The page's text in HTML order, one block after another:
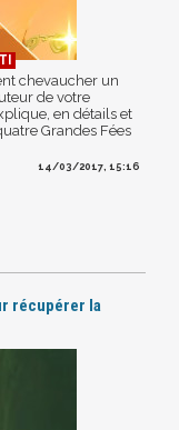
chevaucher un
de votre
en détails et
Grandes Fées
14/03/2017, 15:16
récupérer la